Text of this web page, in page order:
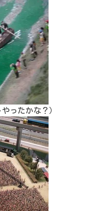
ったかな？）